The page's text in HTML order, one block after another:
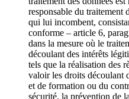
responsable du traitement
qui lui incombent,
conforme – article 6,
dans la mesure où le
découlant des intérêts
tels que la réalisation des
valoir les droits découlant
et de formation ou du
sécurité, la prévention de